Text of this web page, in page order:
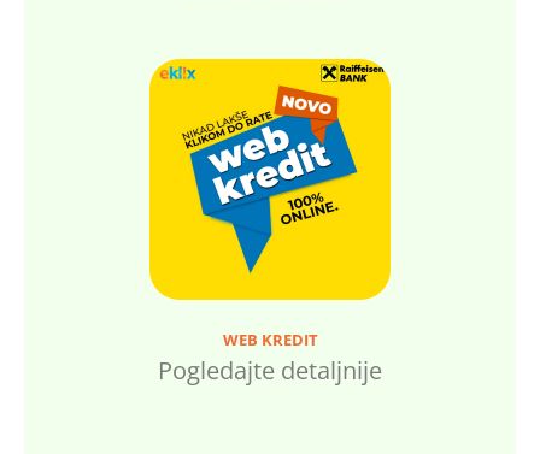
WEB KREDIT
Pogledajte detaljnije